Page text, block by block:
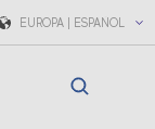
EUROPA | ESPAÑOL